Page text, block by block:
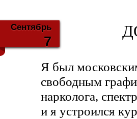
Сентябрь
7
Я был
свободным
нарколога,
и я устроился